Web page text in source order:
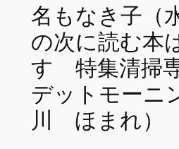
名もなき子（
の次に読む本
す 特集清掃
デットモーニ
川 ほまれ）